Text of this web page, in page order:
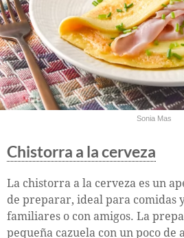
Sonia Mas
Chistorra a la cerveza
La chistorra a la cerveza es un
de preparar, ideal para comidas
familiares o con amigos. La
pequeña cazuela con un poco de